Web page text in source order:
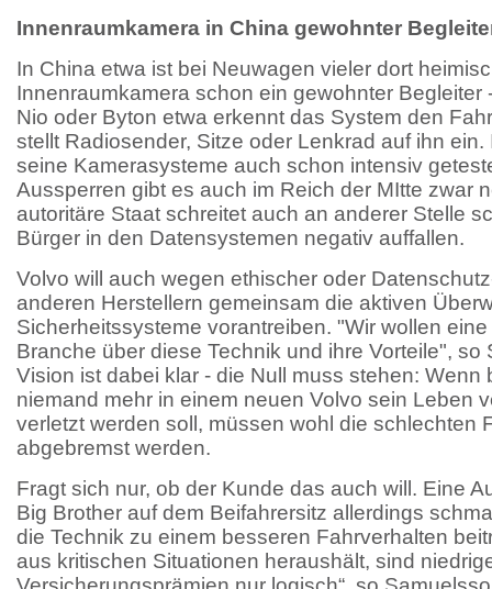
Innenraumkamera in China gewohnter
In China etwa ist bei Neuwagen vieler dort
Innenraumkamera schon ein gewohnter Begleiter
Nio oder Byton etwa erkennt das System den
stellt Radiosender, Sitze oder Lenkrad auf ihn
seine Kamerasysteme auch schon intensiv
Aussperren gibt es auch im Reich der MItte zwar
autoritäre Staat schreitet auch an anderer Stelle
Bürger in den Datensystemen negativ auffallen.
Volvo will auch wegen ethischer oder
anderen Herstellern gemeinsam die aktiven
Sicherheitssysteme vorantreiben. "Wir wollen
Branche über diese Technik und ihre Vorteile", so
Vision ist dabei klar - die Null muss stehen: Wenn
niemand mehr in einem neuen Volvo sein Leben
verletzt werden soll, müssen wohl die schlechten
abgebremst werden.
Fragt sich nur, ob der Kunde das auch will. Eine
Big Brother auf dem Beifahrersitz allerdings
die Technik zu einem besseren Fahrverhalten
aus kritischen Situationen heraushält, sind